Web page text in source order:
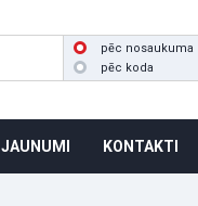
pēc nosaukuma
pēc koda
JAUNUMI KONTAKTI